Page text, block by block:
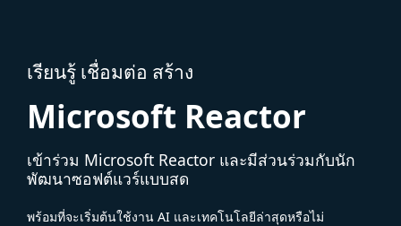
เรียนรู้ เชื่อมต่อ สร้าง
Microsoft Reactor
เข้าร่วม Microsoft Reactor และมีส่วนร่วมกับนัก
พัฒนาซอฟต์แวร์แบบสด
พร้อมที่จะเริ่มต้นใช้งาน AI และเทคโนโลยีล่าสุดหรือไม่